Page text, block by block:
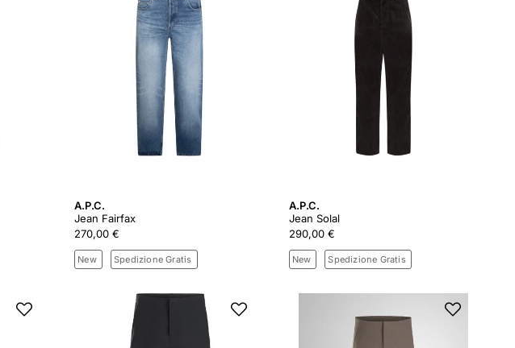
A.P.C.
Jean Fairfax
270,00 €
New Spedizione Gratis
A.P.C.
Jean Solal
290,00 €
New Spedizione Gratis